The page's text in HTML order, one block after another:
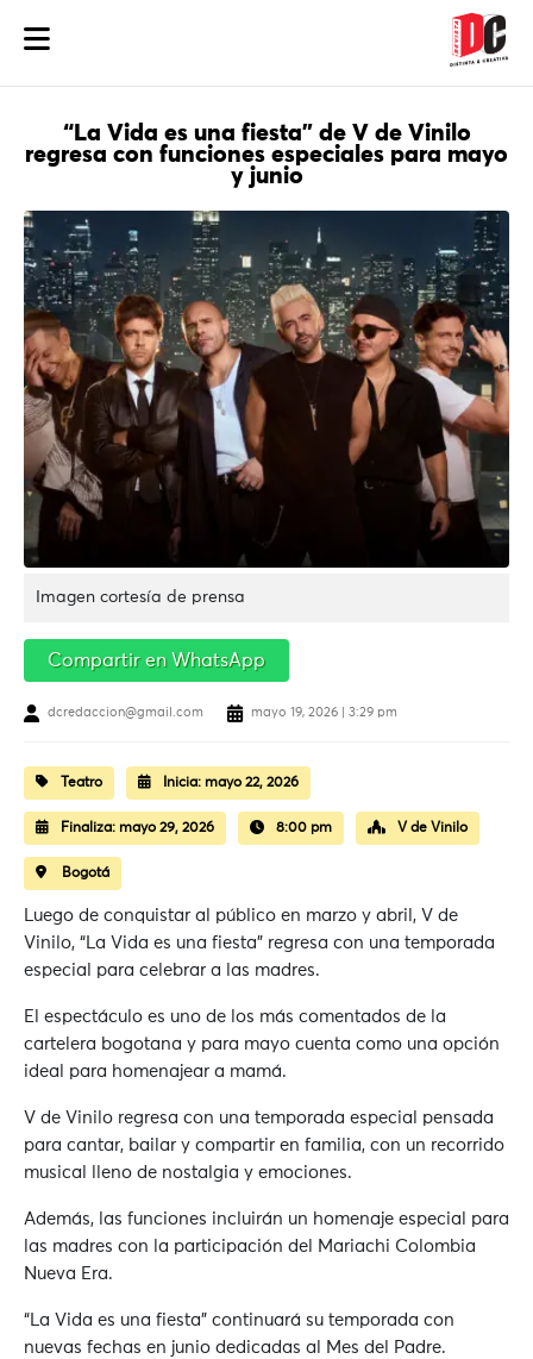
“La Vida es una fiesta” de V de Vinilo
regresa con funciones especiales para mayo
y junio
Imagen cortesía de prensa
Compartir en WhatsApp
dcredaccion@gmail.com mayo 19, 2026 | 3:29 pm
Teatro Inicia: mayo 22, 2026
Finaliza: mayo 29, 2026 8:00 pm V de Vinilo
Bogotá
Luego de conquistar al público en marzo y abril, V de
Vinilo, “La Vida es una fiesta” regresa con una temporada
especial para celebrar a las madres.
El espectáculo es uno de los más comentados de la
cartelera bogotana y para mayo cuenta como una opción
ideal para homenajear a mamá.
V de Vinilo regresa con una temporada especial pensada
para cantar, bailar y compartir en familia, con un recorrido
musical lleno de nostalgia y emociones.
Además, las funciones incluirán un homenaje especial para
las madres con la participación del Mariachi Colombia
Nueva Era.
“La Vida es una fiesta” continuará su temporada con
nuevas fechas en junio dedicadas al Mes del Padre.